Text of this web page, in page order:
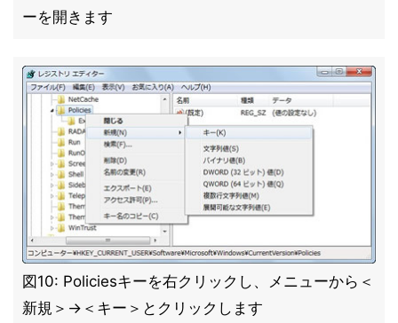
ーを開きます
図10: Policiesキーを右クリックし、メニューから＜
新規＞→＜キー＞とクリックします